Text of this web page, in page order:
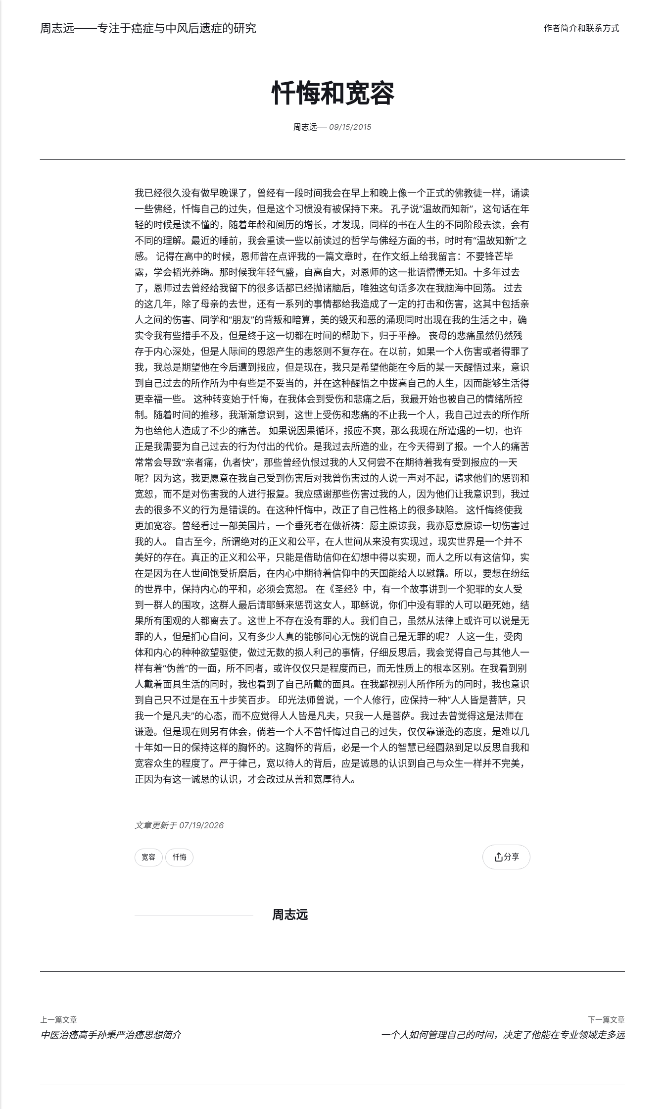
周志远——专注于癌症与中风后遗症的研究 作者简介和联系方式
忏悔和宽容
周志远 09/15/2015
我已经很久没有做早晚课了，曾经有一段时间我会在早上和晚上像一个正式的佛教徒一样，诵读
一些佛经，忏悔自己的过失，但是这个习惯没有被保持下来。 孔子说“温故而知新”，这句话在年
轻的时候是读不懂的，随着年龄和阅历的增长，才发现，同样的书在人生的不同阶段去读，会有
不同的理解。最近的睡前，我会重读一些以前读过的哲学与佛经方面的书，时时有“温故知新”之
感。 记得在高中的时候，恩师曾在点评我的一篇文章时，在作文纸上给我留言：不要锋芒毕
露，学会韬光养晦。那时候我年轻气盛，自高自大，对恩师的这一批语懵懂无知。十多年过去
了，恩师过去曾经给我留下的很多话都已经抛诸脑后，唯独这句话多次在我脑海中回荡。 过去
的这几年，除了母亲的去世，还有一系列的事情都给我造成了一定的打击和伤害，这其中包括亲
人之间的伤害、同学和“朋友”的背叛和暗算，美的毁灭和恶的涌现同时出现在我的生活之中，确
实令我有些措手不及，但是终于这一切都在时间的帮助下，归于平静。 丧母的悲痛虽然仍然残
存于内心深处，但是人际间的恩怨产生的恚怒则不复存在。在以前，如果一个人伤害或者得罪了
我，我总是期望他在今后遭到报应，但是现在，我只是希望他能在今后的某一天醒悟过来，意识
到自己过去的所作所为中有些是不妥当的，并在这种醒悟之中拔高自己的人生，因而能够生活得
更幸福一些。 这种转变始于忏悔，在我体会到受伤和悲痛之后，我最开始也被自己的情绪所控
制。随着时间的推移，我渐渐意识到，这世上受伤和悲痛的不止我一个人，我自己过去的所作所
为也给他人造成了不少的痛苦。 如果说因果循环，报应不爽，那么我现在所遭遇的一切，也许
正是我需要为自己过去的行为付出的代价。是我过去所造的业，在今天得到了报。一个人的痛苦
常常会导致“亲者痛，仇者快”，那些曾经仇恨过我的人又何尝不在期待着我有受到报应的一天
呢？因为这，我更愿意在我自己受到伤害后对我曾伤害过的人说一声对不起，请求他们的惩罚和
宽恕，而不是对伤害我的人进行报复。我应感谢那些伤害过我的人，因为他们让我意识到，我过
去的很多不义的行为是错误的。在这种忏悔中，改正了自己性格上的很多缺陷。 这忏悔终使我
更加宽容。曾经看过一部美国片，一个垂死者在做祈祷：愿主原谅我，我亦愿意原谅一切伤害过
我的人。 自古至今，所谓绝对的正义和公平，在人世间从来没有实现过，现实世界是一个并不
美好的存在。真正的正义和公平，只能是借助信仰在幻想中得以实现，而人之所以有这信仰，实
在是因为在人世间饱受折磨后，在内心中期待着信仰中的天国能给人以慰籍。所以，要想在纷纭
的世界中，保持内心的平和，必须会宽恕。 在《圣经》中，有一个故事讲到一个犯罪的女人受
到一群人的围攻，这群人最后请耶稣来惩罚这女人，耶稣说，你们中没有罪的人可以砸死她，结
果所有围观的人都离去了。这世上不存在没有罪的人。我们自己，虽然从法律上或许可以说是无
罪的人，但是扪心自问，又有多少人真的能够问心无愧的说自己是无罪的呢？ 人这一生，受肉
体和内心的种种欲望驱使，做过无数的损人利己的事情，仔细反思后，我会觉得自己与其他人一
样有着“伪善”的一面，所不同者，或许仅仅只是程度而已，而无性质上的根本区别。在我看到别
人戴着面具生活的同时，我也看到了自己所戴的面具。在我鄙视别人所作所为的同时，我也意识
到自己只不过是在五十步笑百步。 印光法师曾说，一个人修行，应保持一种“人人皆是菩萨，只
我一个是凡夫”的心态，而不应觉得人人皆是凡夫，只我一人是菩萨。我过去曾觉得这是法师在
谦逊。但是现在则另有体会，倘若一个人不曾忏悔过自己的过失，仅仅靠谦逊的态度，是难以几
十年如一日的保持这样的胸怀的。这胸怀的背后，必是一个人的智慧已经圆熟到足以反思自我和
宽容众生的程度了。严于律己，宽以待人的背后，应是诚恳的认识到自己与众生一样并不完美，
正因为有这一诚恳的认识，才会改过从善和宽厚待人。
文章更新于 07/19/2026
宽容 忏悔 分享
周志远
上一篇文章
中医治癌高手孙秉严治癌思想简介
下一篇文章
一个人如何管理自己的时间，决定了他能在专业领域走多远